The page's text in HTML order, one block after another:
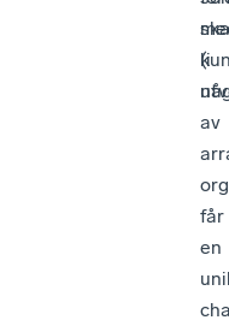
(i
av
får
en
ska